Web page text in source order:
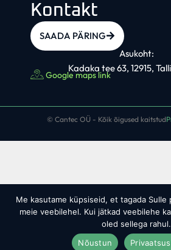
Kontakt
SAADA PÄRING
Asukoht:
Kadaka tee 63, 12915,
Google maps link
© Cantec OÜ - Kõik õigused kaitstud
Me kasutame küpsiseid, et tagada Sulle
meie veebilehel. Kui jätkad veebilehe
oled sellega rahul.
Nõustun